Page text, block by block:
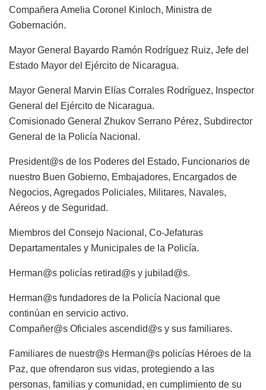
Compañera Amelia Coronel Kinloch, Ministra de
Gobernación.
Mayor General Bayardo Ramón Rodríguez Ruiz, Jefe del
Estado Mayor del Ejército de Nicaragua.
Mayor General Marvin Elías Corrales Rodríguez, Inspector
General del Ejército de Nicaragua.
Comisionado General Zhukov Serrano Pérez, Subdirector
General de la Policía Nacional.
President@s de los Poderes del Estado, Funcionarios de
nuestro Buen Gobierno, Embajadores, Encargados de
Negocios, Agregados Policiales, Militares, Navales,
Aéreos y de Seguridad.
Miembros del Consejo Nacional, Co-Jefaturas
Departamentales y Municipales de la Policía.
Herman@s policías retirad@s y jubilad@s.
Herman@s fundadores de la Policía Nacional que
continúan en servicio activo.
Compañer@s Oficiales ascendid@s y sus familiares.
Familiares de nuestr@s Herman@s policías Héroes de la
Paz, que ofrendaron sus vidas, protegiendo a las
personas, familias y comunidad, en cumplimiento de su